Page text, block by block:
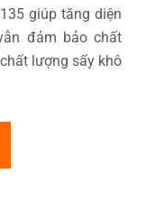
giúp tăng diện
đảm bảo chất
lượng sấy khô